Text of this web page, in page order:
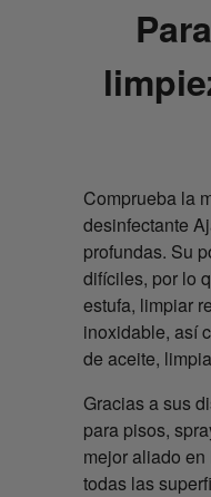
Comprueba la
desinfectante
profundas. Su
difíciles, por lo
estufa, limpiar
inoxidable, así
de aceite,
Gracias a sus
para pisos,
mejor aliado
todas las